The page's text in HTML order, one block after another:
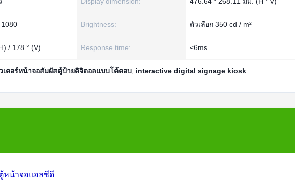
Brightness: ตัวเลือก 350 cd / m²
/ 178 ° (V) Response time: ≤6ms
เตอร์หน้าจอสัมผัสตู้ป้ายดิจิตอลแบบโต้ตอบ interactive digital signage kiosk
หน้าจอแอลซีดี